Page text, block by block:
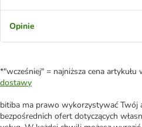
Opinie
*"wcześniej" = najniższa cena
dostawy
bitiba ma prawo wykorzystywać Twój
bezpośrednich ofert dotyczących